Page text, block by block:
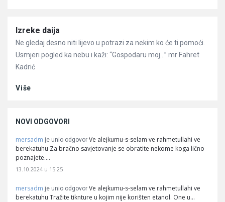
Članci
Izreke daija
Ne gledaj desno niti lijevo u potrazi za nekim ko će ti pomoći.
Usmjeri pogled ka nebu i kaži: “Gospodaru moj…” mr Fahret
Kadrić
Više
NOVI ODGOVORI
mersadm je unio odgovor Ve alejkumu-s-selam ve rahmetullahi ve
berekatuhu Za bračno savjetovanje se obratite nekome koga lično
poznajete.…
13.10.2024 u 15:25
mersadm je unio odgovor Ve alejkumu-s-selam ve rahmetullahi ve
berekatuhu Tražite tiknture u kojim nije korišten etanol. One u…